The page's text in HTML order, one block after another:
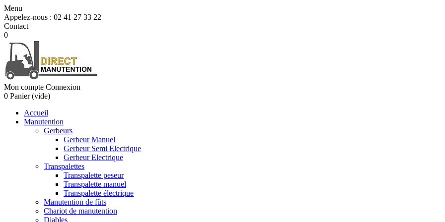
Menu
Appelez-nous : 02 41 27 33 22
Contact
0
Mon compte Connexion
0 Panier (vide)
Accueil
Manutention
Gerbeurs
Gerbeur Manuel
Gerbeur Semi Electrique
Gerbeur Electrique
Transpalettes
Transpalette peseur
Transpalette manuel
Transpalette électrique
Manutention de fûts
Chariot de manutention
Diables